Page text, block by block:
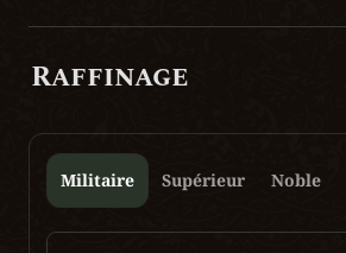
Raffinage
Militaire Supérieur Noble